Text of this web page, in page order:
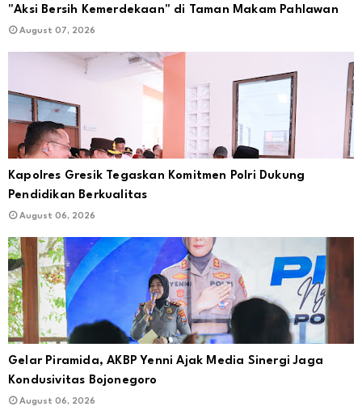
"Aksi Bersih Kemerdekaan" di Taman Makam Pahlawan
August 07, 2026
Kapolres Gresik Tegaskan Komitmen Polri Dukung
Pendidikan Berkualitas
August 06, 2026
Gelar Piramida, AKBP Yenni Ajak Media Sinergi Jaga
Kondusivitas Bojonegoro
August 06, 2026